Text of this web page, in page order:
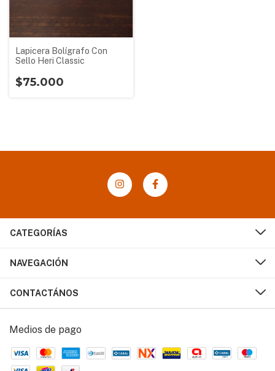
Lapicera Bolígrafo Con
Sello Heri Classic
$75.000
CATEGORÍAS
NAVEGACIÓN
CONTACTÁNOS
Medios de pago